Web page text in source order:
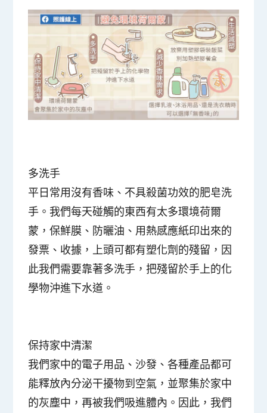
多洗手
平日常用沒有香味、不具殺菌功效的肥皂洗
手。我們每天碰觸的東西有太多環境荷爾
蒙，保鮮膜、防曬油、用熱感應紙印出來的
發票、收據，上頭可都有塑化劑的殘留，因
此我們需要靠著多洗手，把殘留於手上的化
學物沖進下水道。
保持家中清潔
我們家中的電子用品、沙發、各種產品都可
能釋放內分泌干擾物到空氣，並聚集於家中
的灰塵中，再被我們吸進體內。因此，我們